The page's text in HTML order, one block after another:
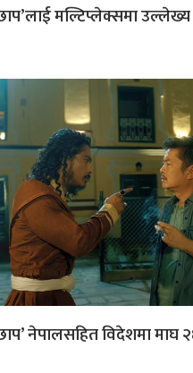
मल्टिप्लेक्समा
नेपालसहित विदेशमा माघ